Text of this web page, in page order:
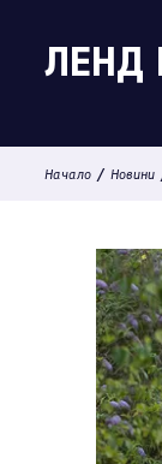
ЛЕНД
Начало / Новини